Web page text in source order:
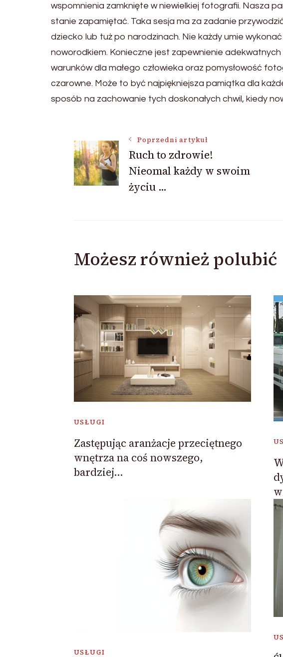
wspomnienia zamknięte w niewielkiej fotografii. Nasza
stanie zapamiętać. Taka sesja ma za zadanie
dziecko lub tuż po narodzinach. Nie każdy umie
noworodkiem. Konieczne jest zapewnienie
warunków dla małego człowieka oraz pomysłowość
czarowne. Może to być najpiękniejsza pamiątka dla
sposób na zachowanie tych doskonałych chwil, kiedy
Nawigacja
wpisu
Poprzedni artykuł
Ruch to zdrowie!
Nieomal każdy w swoim
życiu …
Możesz również polubić
USŁUGI
Zastępując aranżacje przeciętnego
wnętrza na coś nowszego,
bardziej…
USŁUGI